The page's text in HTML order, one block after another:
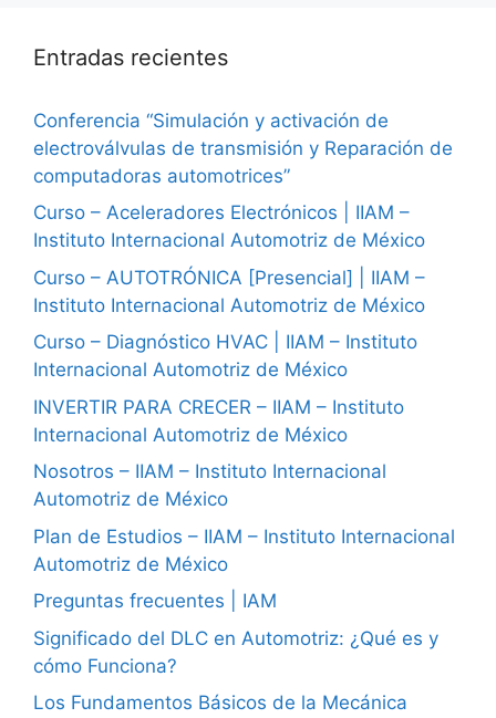
Entradas recientes
Conferencia “Simulación y activación de
electroválvulas de transmisión y Reparación de
computadoras automotrices”
Curso – Aceleradores Electrónicos | IIAM –
Instituto Internacional Automotriz de México
Curso – AUTOTRÓNICA [Presencial] | IIAM –
Instituto Internacional Automotriz de México
Curso – Diagnóstico HVAC | IIAM – Instituto
Internacional Automotriz de México
INVERTIR PARA CRECER – IIAM – Instituto
Internacional Automotriz de México
Nosotros – IIAM – Instituto Internacional
Automotriz de México
Plan de Estudios – IIAM – Instituto Internacional
Automotriz de México
Preguntas frecuentes | IAM
Significado del DLC en Automotriz: ¿Qué es y
cómo Funciona?
Los Fundamentos Básicos de la Mecánica